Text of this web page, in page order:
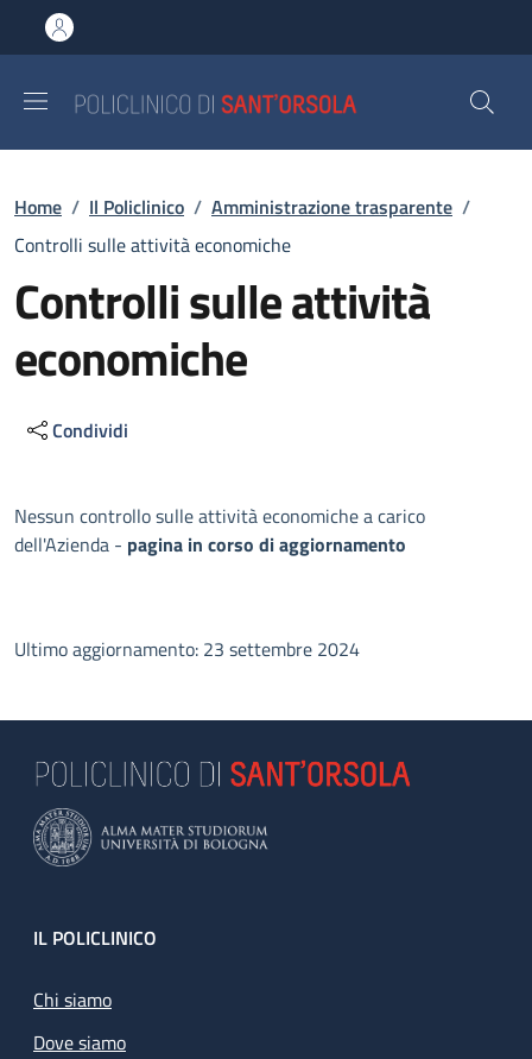
al contenuto principale
to footer content
Briciole di pane
Home / Il Policlinico / Amministrazione trasparente /
Controlli sulle attività economiche
Controlli sulle attività
economiche
Condividi
Descrizione
Nessun controllo sulle attività economiche a carico
dell'Azienda - pagina in corso di aggiornamento
Ultimo aggiornamento: 23 settembre 2024
Footer
IL POLICLINICO
Chi siamo
Dove siamo